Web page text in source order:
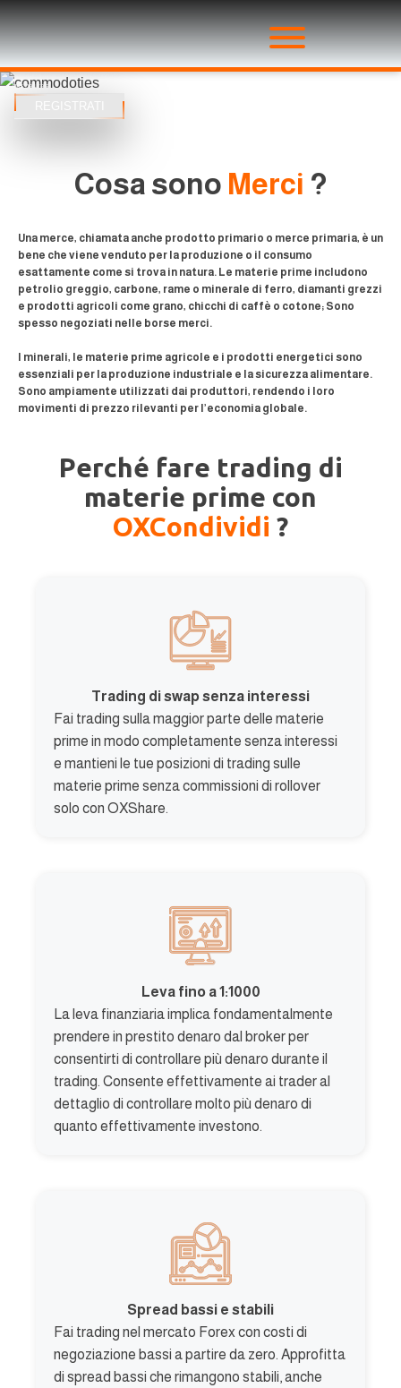
Scambia metalli preziosi, petrolio e
gas naturale
REGISTRATI
Cosa sono Merci ?
Una merce, chiamata anche prodotto primario o merce primaria, è un
bene che viene venduto per la produzione o il consumo
esattamente come si trova in natura. Le materie prime includono
petrolio greggio, carbone, rame o minerale di ferro, diamanti grezzi
e prodotti agricoli come grano, chicchi di caffè o cotone; Sono
spesso negoziati nelle borse merci.
I minerali, le materie prime agricole e i prodotti energetici sono
essenziali per la produzione industriale e la sicurezza alimentare.
Sono ampiamente utilizzati dai produttori, rendendo i loro
movimenti di prezzo rilevanti per l’economia globale.
Perché fare trading di
materie prime con
OXCondividi ?
Trading di swap senza interessi
Fai trading sulla maggior parte delle materie
prime in modo completamente senza interessi
e mantieni le tue posizioni di trading sulle
materie prime senza commissioni di rollover
solo con OXShare.
Leva fino a 1:1000
La leva finanziaria implica fondamentalmente
prendere in prestito denaro dal broker per
consentirti di controllare più denaro durante il
trading. Consente effettivamente ai trader al
dettaglio di controllare molto più denaro di
quanto effettivamente investono.
Spread bassi e stabili
Fai trading nel mercato Forex con costi di
negoziazione bassi a partire da zero. Approfitta
di spread bassi che rimangono stabili, anche